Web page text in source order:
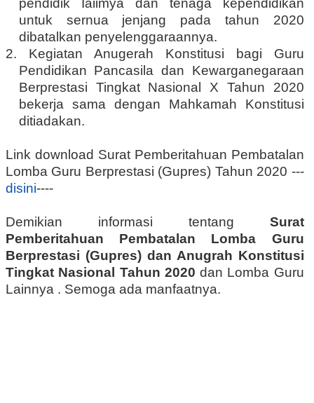
pendidik Iaiimya dan tenaga kependidikan
untuk sernua jenjang pada tahun 2020
dibatalkan penyelenggaraannya.
2. Kegiatan Anugerah Konstitusi bagi Guru
Pendidikan Pancasila dan Kewarganegaraan
Berprestasi Tingkat Nasional X Tahun 2020
bekerja sama dengan Mahkamah Konstitusi
ditiadakan.
Link download Surat Pemberitahuan Pembatalan
Lomba Guru Berprestasi (Gupres) Tahun 2020 ---
disini----
Demikian informasi tentang Surat
Pemberitahuan Pembatalan Lomba Guru
Berprestasi (Gupres) dan Anugrah Konstitusi
Tingkat Nasional Tahun 2020 dan Lomba Guru
Lainnya . Semoga ada manfaatnya.